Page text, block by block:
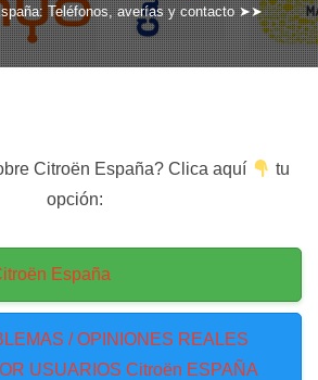
Teléfonos, averías y contacto ➤➤
Citroën España? Clica aquí
tu
opción:
España
/ OPINIONES REALES
USUARIOS Citroën ESPAÑA